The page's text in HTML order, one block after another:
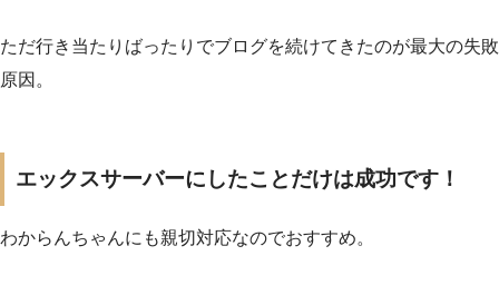
ただ行き当たりばったりでブログを続けてきたのが最大の失敗
原因。
エックスサーバーにしたことだけは成功です！
わからんちゃんにも親切対応なのでおすすめ。